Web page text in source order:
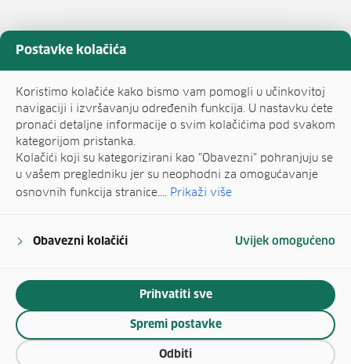
Postavke kolačića
Koristimo kolačiće kako bismo vam pomogli u učinkovitoj
navigaciji i izvršavanju određenih funkcija. U nastavku ćete
pronaći detaljne informacije o svim kolačićima pod svakom
kategorijom pristanka.
Kolačići koji su kategorizirani kao "Obavezni" pohranjuju se
u vašem pregledniku jer su neophodni za omogućavanje
osnovnih funkcija stranice.... Prikaži više
Obavezni kolačići Uvijek omogućeno
Odbiti
Spremi postavke
Prihvatiti sve